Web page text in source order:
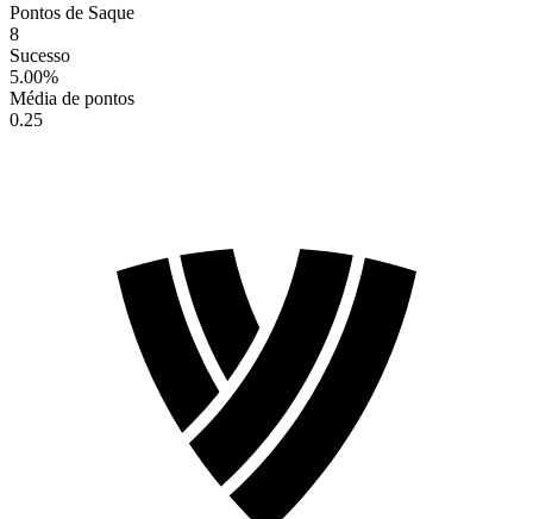
Pontos de Saque
8
Sucesso
5.00%
Média de pontos
0.25